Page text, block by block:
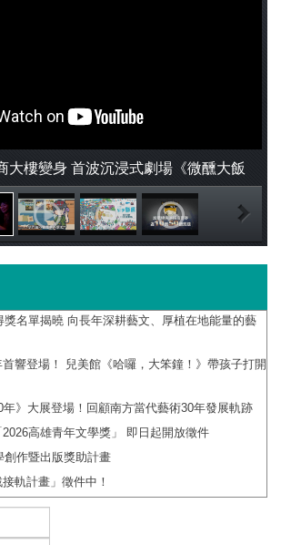
大樓變身 首波沉浸式劇場《微醺大飯
獎名單揭曉 向長年深耕藝文、厚植在地能量的藝
響登場！ 兒美館《哈囉，大笨鐘！》帶孩子打開
》大展登場！回顧南方當代藝術30年發展軌跡
高雄青年文學獎」 即日起開放徵件
創作暨出版獎助計畫
軌計畫」徵件中！